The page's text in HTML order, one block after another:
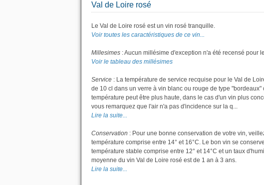
Val de Loire rosé
Le Val de Loire rosé est un vin rosé tranquille.
Voir toutes les caractéristiques de ce vin...
Millesimes : Aucun millésime d'exception n'a été recensé pour
Voir le tableau des millésimes
Service : La température de service recquise pour le Val de
de 10 cl dans un verre à vin blanc ou rouge de type
température peut être plus haute, dans le cas d'un vin plus
vous remarquez que l'air n'a pas d'incidence sur la q...
Lire la suite...
Conservation : Pour une bonne conservation de votre vin,
température comprise entre 14° et 16°C. Le bon vin se
température stable comprise entre 12° et 14°C et un taux
moyenne du vin Val de Loire rosé est de 1 an à 3 ans.
Lire la suite...